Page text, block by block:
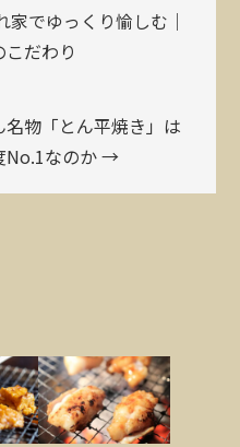
でゆっくり愉しむ｜
だわり
物「とん平焼き」は
No.1なのか →